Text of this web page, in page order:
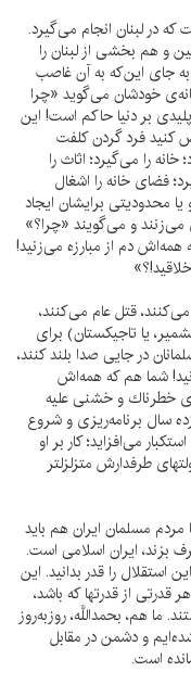
در لبنان انجام مى‌گيرد.
و هم بخشى از لبنان را
به جاى اين‌كه به آن غاصب
خودشان مى‌گويد «چرا
بر دنيا حاكم است! اين
كنيد فرد گردن كلفت
را مى‌گيرد؛ اثاث را
فضاى خانه را اشغال
محدوديتى برايشان ايجاد
و مى‌گويند «چرا؟»
دم از مبارزه مى‌زنيد!
قتل عام مى‌كنند،
يا تاجيكستان) براى
در جايى صدا بلند كنند،
شما هم كه همه‌اش
خطرناك و خشنى عليه
سال برنامه‌ريزى و شروع
مى‌افزايد؛ كار بر او
طرفدارش متزلزلتر
مردم مسلمان ايران هم بايد
بزند، ايران اسلامى است.
استقلال را قدر بدانيد. اين
قدرتى از قدرتها كه باشد،
ما هم، بحمداللَّه، روزبه‌روز
و دشمن در مقابل
است.